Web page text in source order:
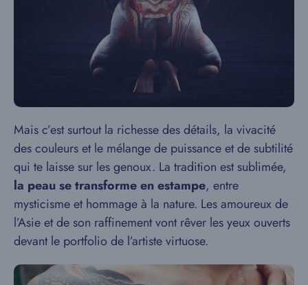
Mais c’est surtout la richesse des détails, la vivacité
des couleurs et le mélange de puissance et de subtilité
qui te laisse sur les genoux. La tradition est sublimée,
la peau se transforme en estampe, entre
mysticisme et hommage à la nature. Les amoureux de
l’Asie et de son raffinement vont rêver les yeux ouverts
devant le portfolio de l’artiste virtuose.